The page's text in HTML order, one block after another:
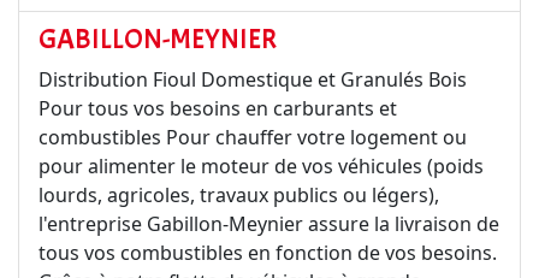
GABILLON-MEYNIER
Distribution Fioul Domestique et Granulés Bois
Pour tous vos besoins en carburants et
combustibles Pour chauffer votre logement ou
pour alimenter le moteur de vos véhicules (poids
lourds, agricoles, travaux publics ou légers),
l'entreprise Gabillon-Meynier assure la livraison de
tous vos combustibles en fonction de vos besoins.